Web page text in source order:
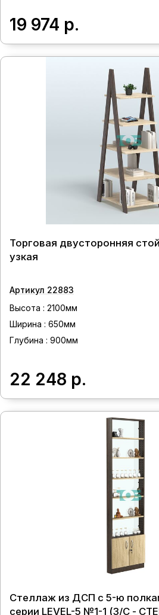
19 974 р.
Торговая двусторонняя
узкая
Артикул 22883
Высота : 2100мм
Ширина : 650мм
Глубина : 900мм
22 248 р.
Стеллаж из ДСП с 5-ю
серии LEVEL-5 №1-1 (З/C -